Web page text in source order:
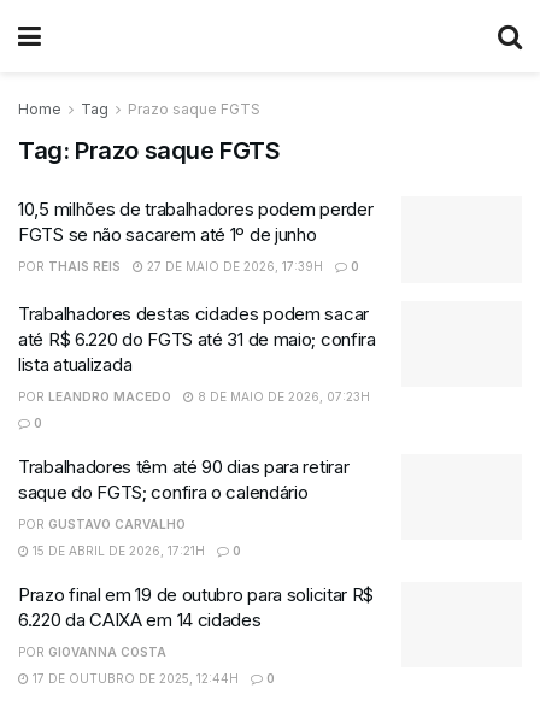
Home Tag Prazo saque FGTS
Tag: Prazo saque FGTS
10,5 milhões de trabalhadores podem perder
FGTS se não sacarem até 1º de junho
POR THAIS REIS 27 DE MAIO DE 2026, 17:39H 0
Trabalhadores destas cidades podem sacar
até R$ 6.220 do FGTS até 31 de maio; confira
lista atualizada
POR LEANDRO MACEDO
8 DE MAIO DE 2026, 07:23H
0
Trabalhadores têm até 90 dias para retirar
saque do FGTS; confira o calendário
POR GUSTAVO CARVALHO
15 DE ABRIL DE 2026, 17:21H
0
Prazo final em 19 de outubro para solicitar R$
6.220 da CAIXA em 14 cidades
POR GIOVANNA COSTA
17 DE OUTUBRO DE 2025, 12:44H
0